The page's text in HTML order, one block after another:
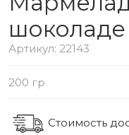
шоколаде
Артикул: 22143
200 гр
Стоимость